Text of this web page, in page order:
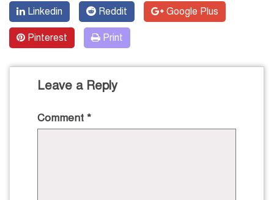
Linkedin Reddit Google Plus
Pinterest Print
Leave a Reply
Comment *